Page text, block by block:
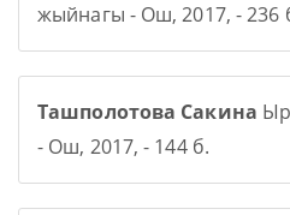
жыйнагы - Ош, 2017, - 236
Ташполотова Сакина
- Ош, 2017, - 144 б.